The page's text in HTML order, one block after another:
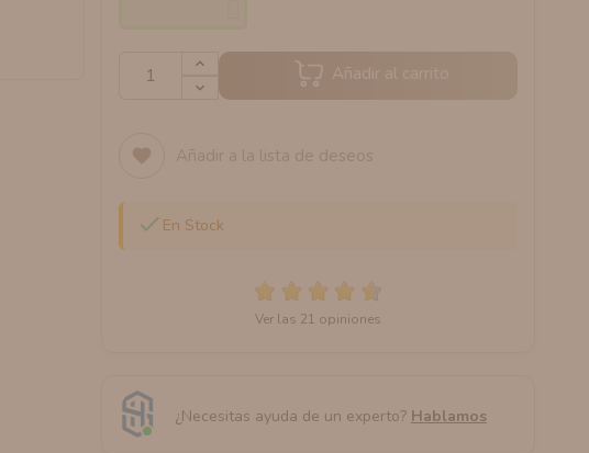
Añadir al carrito
favorite Añadir a la lista de deseos
 En Stock
Ver las 21 opiniones
¿Necesitas ayuda de un experto? Hablamos